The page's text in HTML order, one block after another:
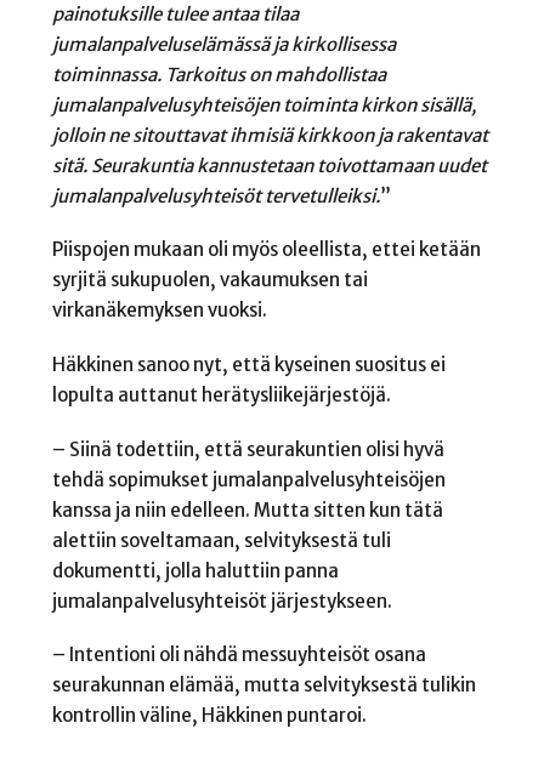
painotuksille tulee antaa tilaa
jumalanpalveluselämässä ja kirkollisessa
toiminnassa. Tarkoitus on mahdollistaa
jumalanpalvelusyhteisöjen toiminta kirkon sisällä,
jolloin ne sitouttavat ihmisiä kirkkoon ja rakentavat
sitä. Seurakuntia kannustetaan toivottamaan uudet
jumalanpalvelusyhteisöt tervetulleiksi.”
Piispojen mukaan oli myös oleellista, ettei ketään
syrjitä sukupuolen, vakaumuksen tai
virkanäkemyksen vuoksi.
Häkkinen sanoo nyt, että kyseinen suositus ei
lopulta auttanut herätysliikejärjestöjä.
– Siinä todettiin, että seurakuntien olisi hyvä
tehdä sopimukset jumalanpalvelusyhteisöjen
kanssa ja niin edelleen. Mutta sitten kun tätä
alettiin soveltamaan, selvityksestä tuli
dokumentti, jolla haluttiin panna
jumalanpalvelusyhteisöt järjestykseen.
– Intentioni oli nähdä messuyhteisöt osana
seurakunnan elämää, mutta selvityksestä tulikin
kontrollin väline, Häkkinen puntaroi.